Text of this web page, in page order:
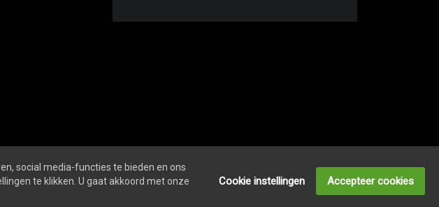
VOORWAARDEN PRIVACY- EN COOKIEVERKLARING ONDERNEMER LOGIN
social media-functies te bieden en ons
te klikken. U gaat akkoord met onze
Cookie instellingen Accepteer cookies